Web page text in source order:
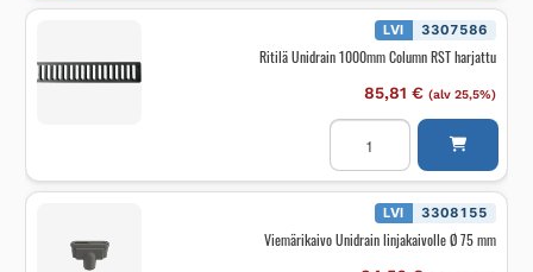
RST
harjattu
määrä
LVI 3307586
Ritilä Unidrain 1000mm Column RST harjattu
85,81 € (alv 25,5%)
Ritilä
Unidrain
1000mm
Column
RST
harjattu
määrä
LVI 3308155
Viemärikaivo Unidrain linjakaivolle Ø 75 mm